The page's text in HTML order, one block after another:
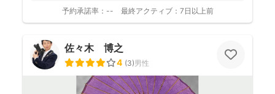
予約承諾率： -- 最終アクティブ： 7日以上前
佐々木 博之
4 (3)男性